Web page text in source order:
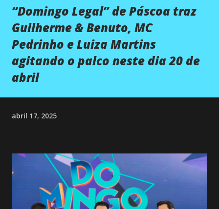
“Domingo Legal” de Páscoa traz
Guilherme & Benuto, MC
Pedrinho e Luiza Martins
agitando o palco neste dia 20 de
abril
abril 17, 2025